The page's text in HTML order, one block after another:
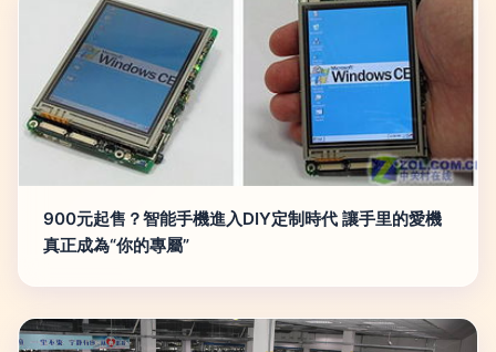
900元起售？智能手機進入DIY定制時代 讓手里的愛機
真正成為“你的專屬”